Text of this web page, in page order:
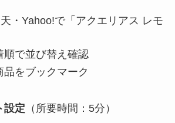
・Yahoo!で「アクエリアス レモ
順で並び替え確認
品をブックマーク
設定 （所要時間：5分）